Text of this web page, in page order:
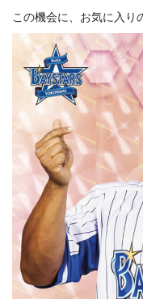
この機会に、お気に入り